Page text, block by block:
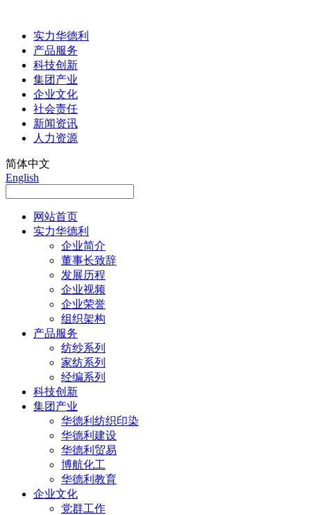
实力华德利
产品服务
科技创新
集团产业
企业文化
社会责任
新闻资讯
人力资源
简体中文
English
网站首页
实力华德利
企业简介
董事长致辞
发展历程
企业视频
企业荣誉
组织架构
产品服务
纺纱系列
家纺系列
经编系列
科技创新
集团产业
华德利纺织印染
华德利建设
华德利贸易
博航化工
华德利教育
企业文化
党群工作